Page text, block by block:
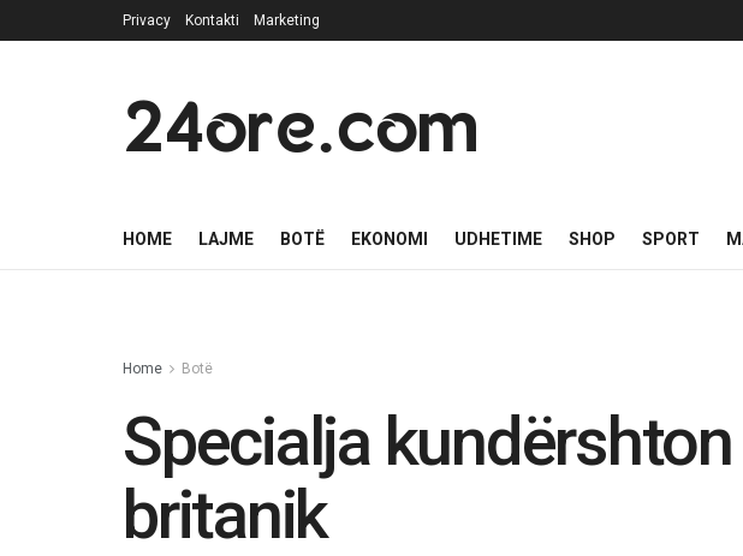
Privacy Kontakti Marketing
24ore.com
HOME LAJME BOTË EKONOMI UDHETIME SHOP SPORT
Home Botë
Specialja
britanik